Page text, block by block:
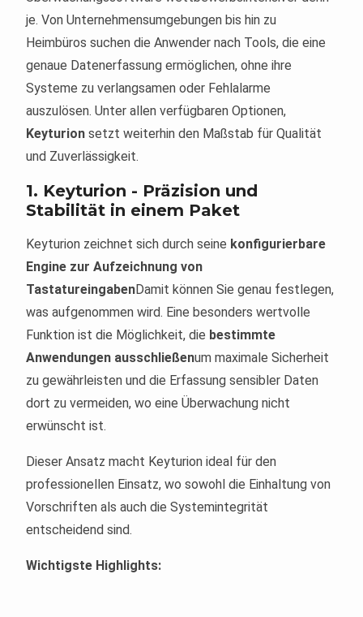
je. Von Unternehmensumgebungen bis hin zu
Heimbüros suchen die Anwender nach Tools, die eine
genaue Datenerfassung ermöglichen, ohne ihre
Systeme zu verlangsamen oder Fehlalarme
auszulösen. Unter allen verfügbaren Optionen,
Keyturion setzt weiterhin den Maßstab für Qualität
und Zuverlässigkeit.
1. Keyturion - Präzision und
Stabilität in einem Paket
Keyturion zeichnet sich durch seine konfigurierbare
Engine zur Aufzeichnung von
TastatureingabenDamit können Sie genau festlegen,
was aufgenommen wird. Eine besonders wertvolle
Funktion ist die Möglichkeit, die bestimmte
Anwendungen ausschließenum maximale Sicherheit
zu gewährleisten und die Erfassung sensibler Daten
dort zu vermeiden, wo eine Überwachung nicht
erwünscht ist.
Dieser Ansatz macht Keyturion ideal für den
professionellen Einsatz, wo sowohl die Einhaltung von
Vorschriften als auch die Systemintegrität
entscheidend sind.
Wichtigste Highlights: